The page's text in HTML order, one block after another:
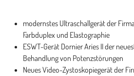
modernstes Ultraschallgerät der
Farbduplex und Elastographie
ESWT-Gerät Dornier Aries II der
Behandlung von Potenzstörungen
Neues Video-Zystoskopiegerät der